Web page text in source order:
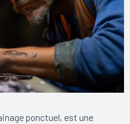
ponctuel, est une